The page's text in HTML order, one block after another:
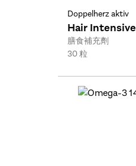
Doppelherz aktiv
Hair Intensive
Type:
膳食補充劑
Size:
30 粒